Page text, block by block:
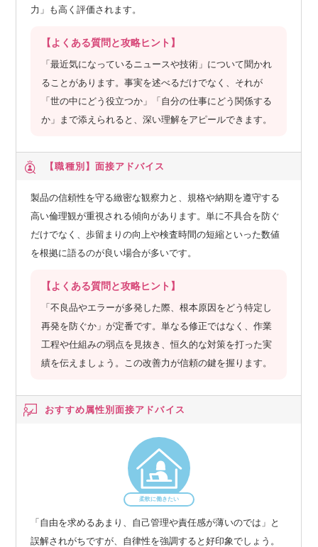
力」も高く評価されます。
【よくある質問と攻略ヒント】
「最近気になっているニュースや技術」について聞かれ
ることがあります。事実を述べるだけでなく、それが
「世の中にどう役立つか」「自分の仕事にどう関係する
か」まで添えられると、深い理解をアピールできます。
【職種別】 面接アドバイス
製品の信頼性を守る緻密な観察力と、規格や納期を遵守する
高い倫理観が重視される傾向があります。単に不具合を防ぐ
だけでなく、歩留まりの向上や検査時間の短縮といった数値
を根拠に語るのが良い場合が多いです。
【よくある質問と攻略ヒント】
「不良品やエラーが多発した際、根本原因をどう特定し
再発を防ぐか」が定番です。単なる修正ではなく、作業
工程や仕組みの弱点を見抜き、恒久的な対策を打った実
績を伝えましょう。この改善力が信頼の鍵を握ります。
おすすめ属性別面接アドバイス
柔軟に働きたい
「自由を求めるあまり、自己管理や責任感が薄いのでは」と
誤解されがちですが、自律性を強調すると好印象でしょう。